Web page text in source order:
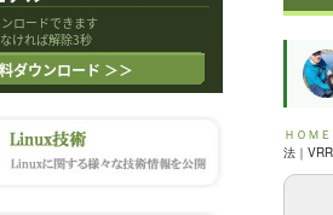
ＨＯＭＥ
法｜